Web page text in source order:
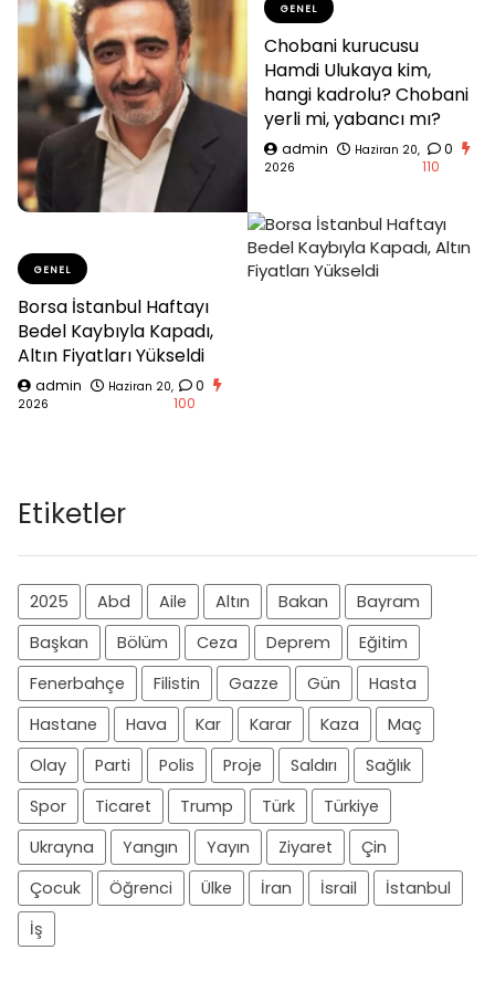
GENEL
Chobani kurucusu
Hamdi Ulukaya kim,
hangi kadrolu? Chobani
yerli mi, yabancı mı?
admin
Haziran 20,
2026
0
110
GENEL
Borsa İstanbul Haftayı
Bedel Kaybıyla Kapadı,
Altın Fiyatları Yükseldi
admin
Haziran 20,
2026
0
100
Etiketler
2025 Abd Aile Altın Bakan
Bayram
Başkan
Bölüm Ceza Deprem
Eğitim
Fenerbahçe
Filistin Gazze Gün
Hasta
Hastane
Hava Kar Karar Kaza
Maç
Olay
Parti Polis Proje Saldırı
Sağlık
Spor
Ticaret Trump Türk
Türkiye
Ukrayna
Yangın Yayın Ziyaret
Çin
Çocuk
Öğrenci Ülke İran İsrail
İstanbul
İş